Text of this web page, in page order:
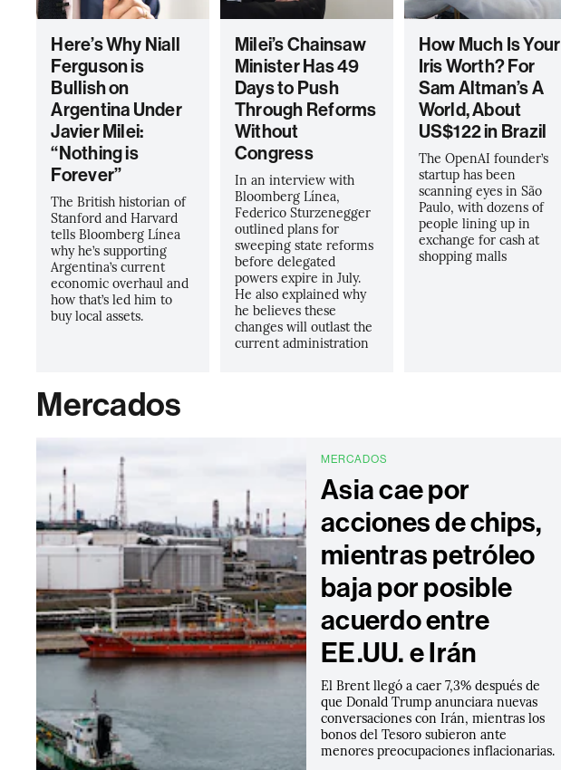
Here’s Why Niall
Ferguson is
Bullish on
Argentina Under
Javier Milei:
“Nothing is
Forever”
The British historian of
Stanford and Harvard
tells Bloomberg Línea
why he’s supporting
Argentina’s current
economic overhaul and
how that’s led him to
buy local assets.
Milei’s Chainsaw
Minister Has 49
Days to Push
Through Reforms
Without
Congress
In an interview with
Bloomberg Línea,
Federico Sturzenegger
outlined plans for
sweeping state reforms
before delegated
powers expire in July.
He also explained why
he believes these
changes will outlast the
current administration
How Much Is Your
Iris Worth? For
Sam Altman’s A
World, About
US$122 in Brazil
The OpenAI founder’s
startup has been
scanning eyes in São
Paulo, with dozens of
people lining up in
exchange for cash at
shopping malls
Mercados
MERCADOS
Asia cae por
acciones de chips,
mientras petróleo
baja por posible
acuerdo entre
EE.UU. e Irán
El Brent llegó a caer 7,3% después de
que Donald Trump anunciara nuevas
conversaciones con Irán, mientras los
bonos del Tesoro subieron ante
menores preocupaciones inflacionarias.